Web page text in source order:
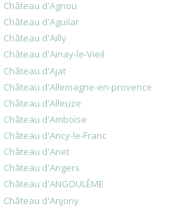
Château d'Agnou
Château d'Aguilar
Château d'Ailly
Château d'Ainay-le-Vieil
Château d'Ajat
Château d'Allemagne-en-provence
Château d'Alleuze
Château d'Amboise
Château d'Ancy-le-Franc
Château d'Anet
Château d'Angers
Château d'ANGOULÊME
Château d'Anjony